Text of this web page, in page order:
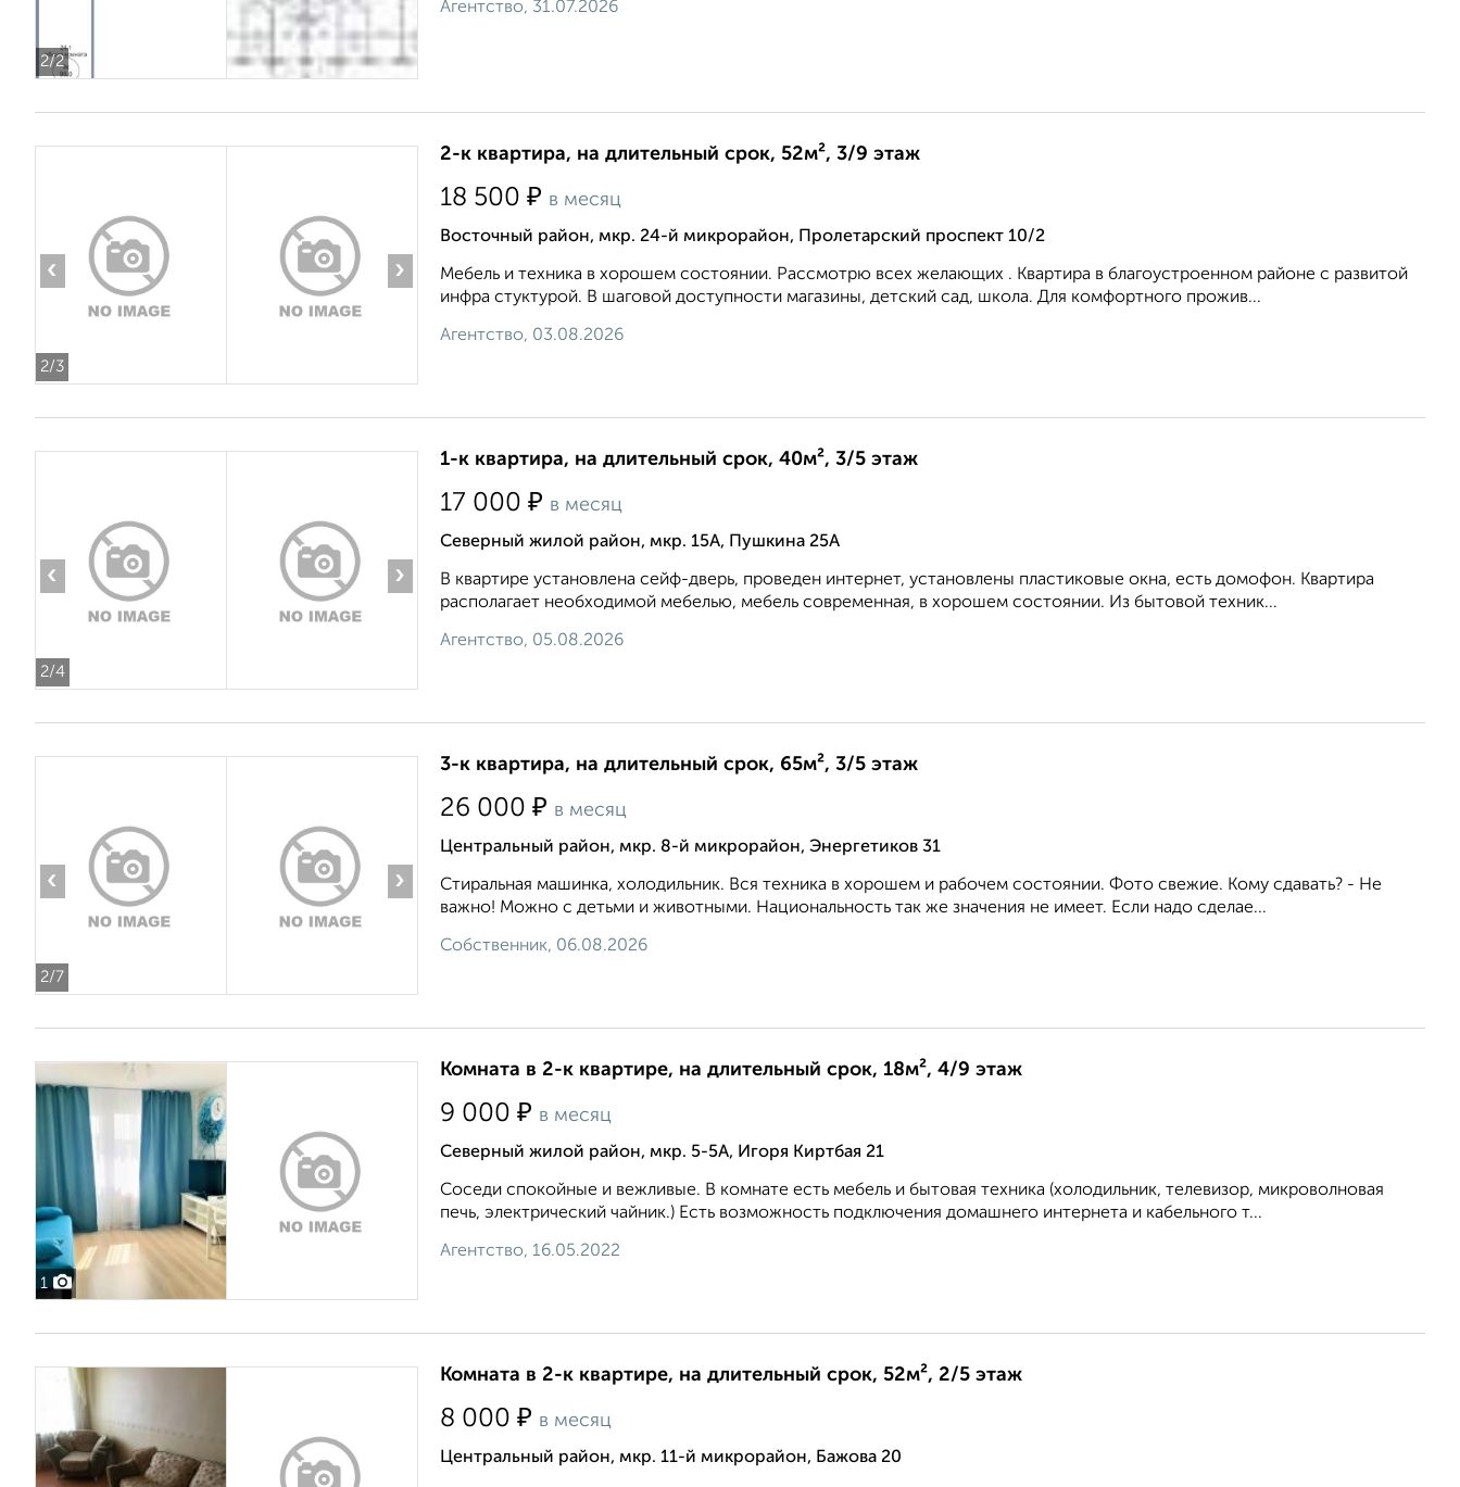
2/2
Агентство, 31.07.2026
2/3
‹ ›
2-к квартира, на длительный срок, 52м², 3/9 этаж
18 500 ₽ в месяц
Восточный район, мкр. 24-й микрорайон, Пролетарский проспект 10/2
Мебель и техника в хорошем состоянии. Рассмотрю всех желающих . Квартира в благоустроенном районе с развитой
инфра стуктурой. В шаговой доступности магазины, детский сад, школа. Для комфортного прожив...
Агентство, 03.08.2026
2/4
‹ ›
1-к квартира, на длительный срок, 40м², 3/5 этаж
17 000 ₽ в месяц
Северный жилой район, мкр. 15А, Пушкина 25А
В квартире установлена сейф-дверь, проведен интернет, установлены пластиковые окна, есть домофон. Квартира
располагает необходимой мебелью, мебель современная, в хорошем состоянии. Из бытовой техник...
Агентство, 05.08.2026
2/7
‹ ›
3-к квартира, на длительный срок, 65м², 3/5 этаж
26 000 ₽ в месяц
Центральный район, мкр. 8-й микрорайон, Энергетиков 31
Стиральная машинка, холодильник. Вся техника в хорошем и рабочем состоянии. Фото свежие. Кому сдавать? - Не
важно! Можно с детьми и животными. Национальность так же значения не имеет. Если надо сделае...
Собственник, 06.08.2026
1
Комната в 2-к квартире, на длительный срок, 18м², 4/9 этаж
9 000 ₽ в месяц
Северный жилой район, мкр. 5-5А, Игоря Киртбая 21
Соседи спокойные и вежливые. В комнате есть мебель и бытовая техника (холодильник, телевизор, микроволновая
печь, электрический чайник.) Есть возможность подключения домашнего интернета и кабельного т...
Агентство, 16.05.2022
Комната в 2-к квартире, на длительный срок, 52м², 2/5 этаж
8 000 ₽ в месяц
Центральный район, мкр. 11-й микрорайон, Бажова 20